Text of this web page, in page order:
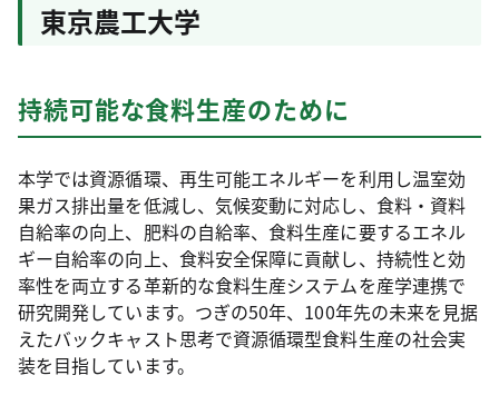
東京農工大学
持続可能な食料生産のために
本学では資源循環、再生可能エネルギーを利用し温室効
果ガス排出量を低減し、気候変動に対応し、食料・資料
自給率の向上、肥料の自給率、食料生産に要するエネル
ギー自給率の向上、食料安全保障に貢献し、持続性と効
率性を両立する革新的な食料生産システムを産学連携で
研究開発しています。つぎの50年、100年先の未来を見据
えたバックキャスト思考で資源循環型食料生産の社会実
装を目指しています。